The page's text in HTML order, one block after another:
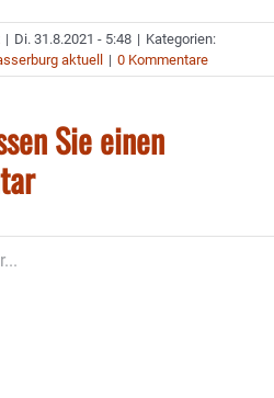
| Di. 31.8.2021 - 5:48 | Kategorien:
aktuell | 0 Kommentare
Sie einen